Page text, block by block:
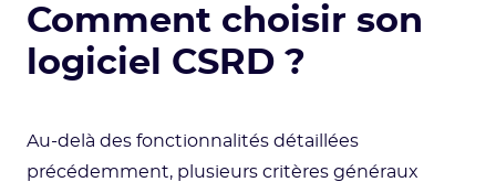
Comment choisir son
logiciel CSRD ?
Au-delà des fonctionnalités détaillées
précédemment, plusieurs critères généraux